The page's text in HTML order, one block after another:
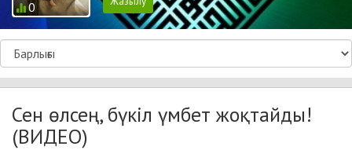
0
Сен өлсең, бүкіл үмбет жоқтайды!
(ВИДЕО)